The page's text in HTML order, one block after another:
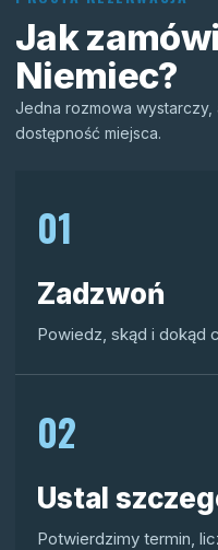
Jak
Niemiec?
Jedna rozmowa
dostępność miejsca.
01
Zadzwoń
Powiedz, skąd i dokąd
02
Ustal
Potwierdzimy termin,